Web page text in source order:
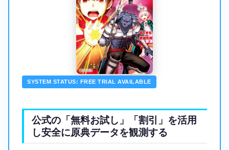
SYSTEM STATUS: FREE TRIAL AVAILABLE
公式の「無料お試し」「割引」を活用
し安全に原典データを観測する